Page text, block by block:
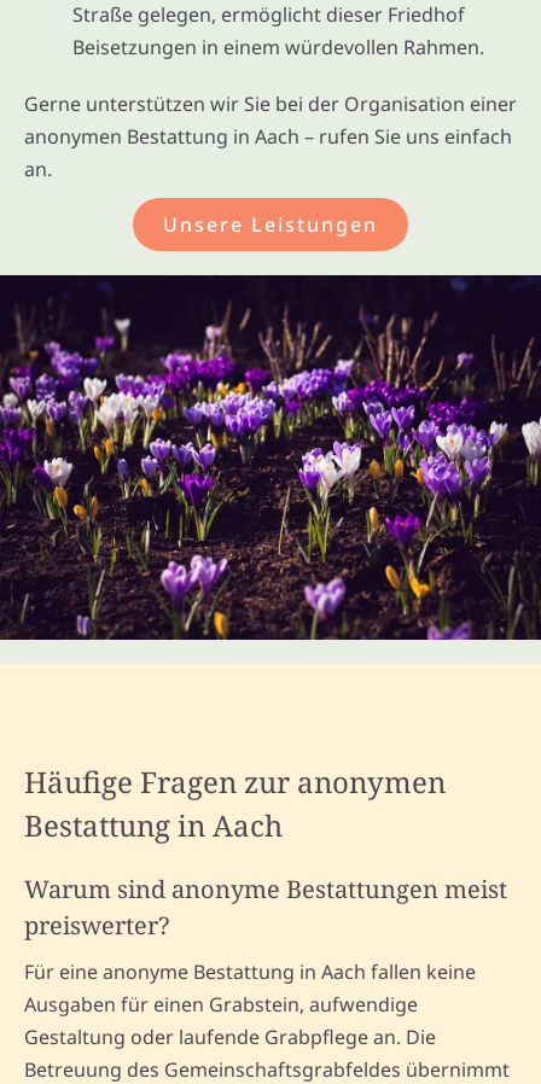
Straße gelegen, ermöglicht dieser Friedhof
Beisetzungen in einem würdevollen Rahmen.
Gerne unterstützen wir Sie bei der Organisation einer
anonymen Bestattung in Aach – rufen Sie uns einfach
an.
Unsere Leistungen
Häufige Fragen zur anonymen
Bestattung in Aach
Warum sind anonyme Bestattungen meist
preiswerter?
Für eine anonyme Bestattung in Aach fallen keine
Ausgaben für einen Grabstein, aufwendige
Gestaltung oder laufende Grabpflege an. Die
Betreuung des Gemeinschaftsgrabfeldes übernimmt